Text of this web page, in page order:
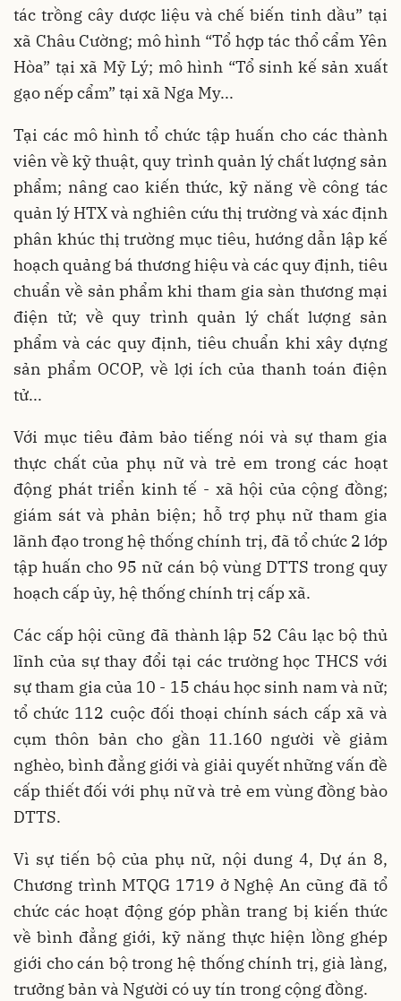
tác trồng cây dược liệu và chế biến tinh dầu” tại
xã Châu Cường; mô hình “Tổ hợp tác thổ cẩm Yên
Hòa” tại xã Mỹ Lý; mô hình “Tổ sinh kế sản xuất
gạo nếp cẩm” tại xã Nga My...
Tại các mô hình tổ chức tập huấn cho các thành
viên về kỹ thuật, quy trình quản lý chất lượng sản
phẩm; nâng cao kiến thức, kỹ năng về công tác
quản lý HTX và nghiên cứu thị trường và xác định
phân khúc thị trường mục tiêu, hướng dẫn lập kế
hoạch quảng bá thương hiệu và các quy định, tiêu
chuẩn về sản phẩm khi tham gia sàn thương mại
điện tử; về quy trình quản lý chất lượng sản
phẩm và các quy định, tiêu chuẩn khi xây dựng
sản phẩm OCOP, về lợi ích của thanh toán điện
tử...
Với mục tiêu đảm bảo tiếng nói và sự tham gia
thực chất của phụ nữ và trẻ em trong các hoạt
động phát triển kinh tế - xã hội của cộng đồng;
giám sát và phản biện; hỗ trợ phụ nữ tham gia
lãnh đạo trong hệ thống chính trị, đã tổ chức 2 lớp
tập huấn cho 95 nữ cán bộ vùng DTTS trong quy
hoạch cấp ủy, hệ thống chính trị cấp xã.
Các cấp hội cũng đã thành lập 52 Câu lạc bộ thủ
lĩnh của sự thay đổi tại các trường học THCS với
sự tham gia của 10 - 15 cháu học sinh nam và nữ;
tổ chức 112 cuộc đối thoại chính sách cấp xã và
cụm thôn bản cho gần 11.160 người về giảm
nghèo, bình đẳng giới và giải quyết những vấn đề
cấp thiết đối với phụ nữ và trẻ em vùng đồng bào
DTTS.
Vì sự tiến bộ của phụ nữ, nội dung 4, Dự án 8,
Chương trình MTQG 1719 ở Nghệ An cũng đã tổ
chức các hoạt động góp phần trang bị kiến thức
về bình đẳng giới, kỹ năng thực hiện lồng ghép
giới cho cán bộ trong hệ thống chính trị, già làng,
trưởng bản và Người có uy tín trong cộng đồng.